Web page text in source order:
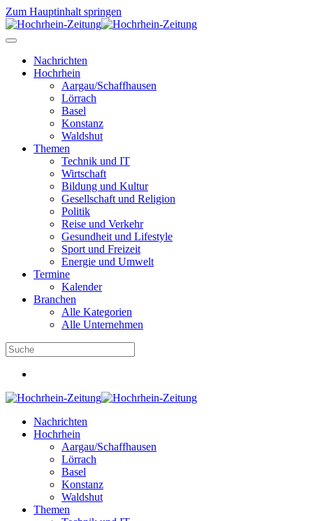
Zum Hauptinhalt springen
Nachrichten
Hochrhein
Aargau/Schaffhausen
Lörrach
Basel
Konstanz
Waldshut
Themen
Technik und IT
Wirtschaft
Bildung und Kultur
Gesellschaft und Religion
Politik
Reise und Verkehr
Gesundheit und Lifestyle
Sport und Freizeit
Energie und Umwelt
Termine
Kalender
Branchen
Alle Kategorien
Alle Unternehmen
Nachrichten
Hochrhein
Aargau/Schaffhausen
Lörrach
Basel
Konstanz
Waldshut
Themen